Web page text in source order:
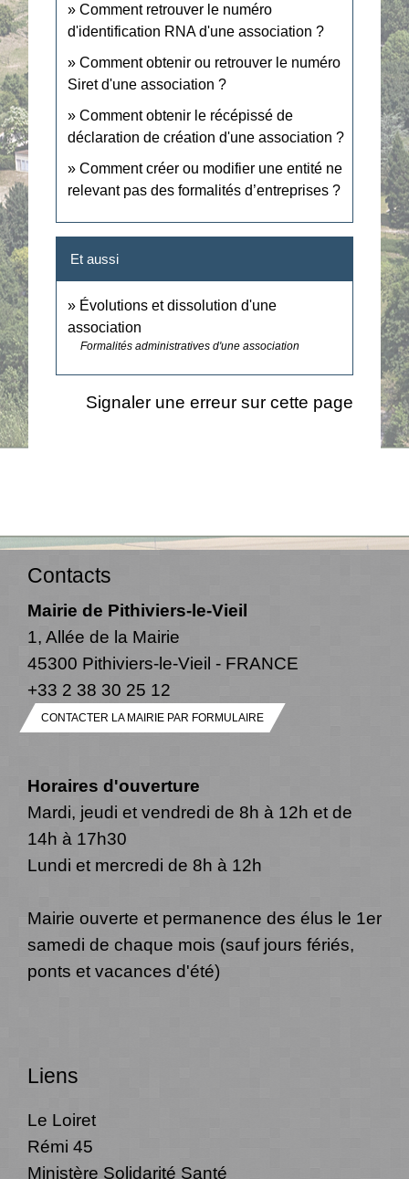
Comment retrouver le numéro
d'identification RNA d'une association ?
Comment obtenir ou retrouver le numéro
Siret d'une association ?
Comment obtenir le récépissé de
déclaration de création d'une association ?
Comment créer ou modifier une entité ne
relevant pas des formalités d’entreprises ?
Et aussi
Évolutions et dissolution d'une
association
Formalités administratives d'une association
Signaler une erreur sur cette page
Contacts
Mairie de Pithiviers-le-Vieil
1, Allée de la Mairie
45300 Pithiviers-le-Vieil - FRANCE
+33 2 38 30 25 12
CONTACTER LA MAIRIE PAR FORMULAIRE
Horaires d'ouverture
Mardi, jeudi et vendredi de 8h à 12h et de
14h à 17h30
Lundi et mercredi de 8h à 12h
Mairie ouverte et permanence des élus le 1er
samedi de chaque mois (sauf jours fériés,
ponts et vacances d'été)
Liens
Le Loiret
Rémi 45
Ministère Solidarité Santé